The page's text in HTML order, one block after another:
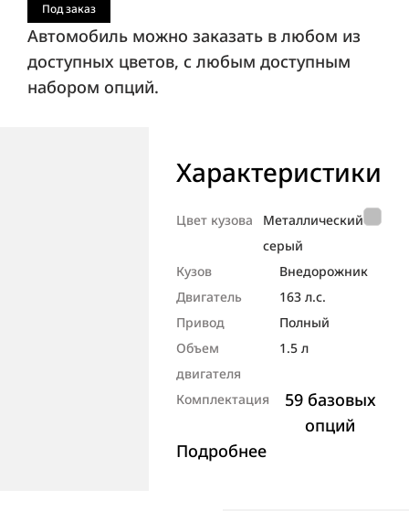
Под заказ
Автомобиль можно заказать в любом из
доступных цветов, с любым доступным
набором опций.
Характеристики
Цвет кузова
Металлический
серый
Кузов
Внедорож­ник
Двигатель
163 л.с.
Привод
Полный
Объем
двигателя
1.5 л
Комплектация
59 базовых
опций
Подробнее